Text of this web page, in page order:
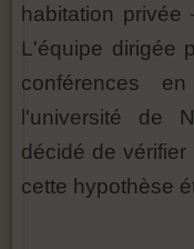
habitation privée
L'équipe dirigée
conférences
l'université de
décidé de
cette hypothèse